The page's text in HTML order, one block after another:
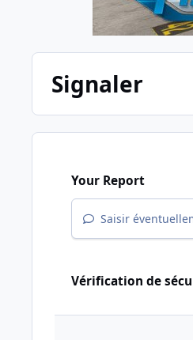
Signaler
Your Report
Saisir
Vérification de